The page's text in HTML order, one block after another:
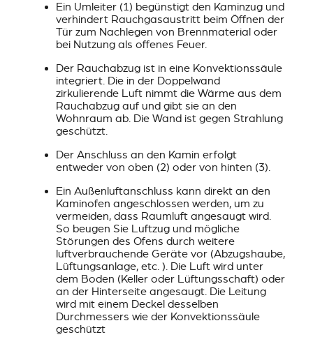
Ein Umleiter (1) begünstigt den Kaminzug und
verhindert Rauchgasaustritt beim Öffnen der
Tür zum Nachlegen von Brennmaterial oder
bei Nutzung als offenes Feuer.
Der Rauchabzug ist in eine Konvektionssäule
integriert. Die in der Doppelwand
zirkulierende Luft nimmt die Wärme aus dem
Rauchabzug auf und gibt sie an den
Wohnraum ab. Die Wand ist gegen Strahlung
geschützt.
Der Anschluss an den Kamin erfolgt
entweder von oben (2) oder von hinten (3).
Ein Außenluftanschluss kann direkt an den
Kaminofen angeschlossen werden, um zu
vermeiden, dass Raumluft angesaugt wird.
So beugen Sie Luftzug und mögliche
Störungen des Ofens durch weitere
luftverbrauchende Geräte vor (Abzugshaube,
Lüftungsanlage, etc. ). Die Luft wird unter
dem Boden (Keller oder Lüftungsschaft) oder
an der Hinterseite angesaugt. Die Leitung
wird mit einem Deckel desselben
Durchmessers wie der Konvektionssäule
geschützt